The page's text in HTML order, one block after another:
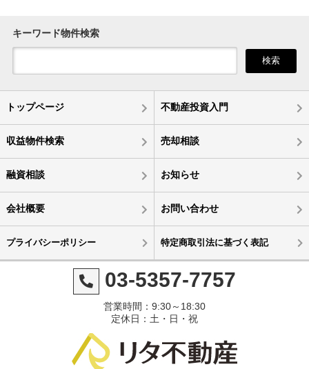
キーワード物件検索
検索
トップページ 不動産投資入門
収益物件検索 売却相談
融資相談 お知らせ
会社概要 お問い合わせ
プライバシーポリシー 特定商取引法に基づく表記
03-5357-7757
営業時間：9:30～18:30
定休日：土・日・祝